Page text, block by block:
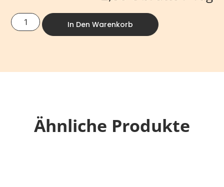
In Den Warenkorb
Ähnliche Produkte